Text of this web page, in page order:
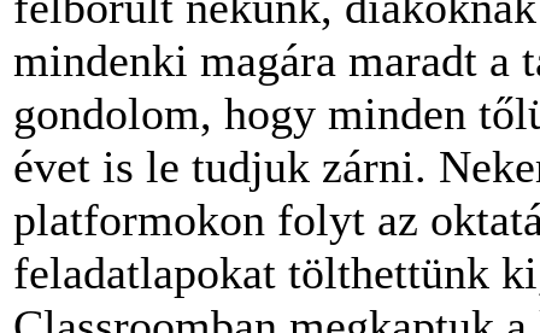
mindenki magára maradt a
gondolom, hogy minden
évet is le tudjuk zárni.
platformokon folyt az
feladatlapokat tölthettünk